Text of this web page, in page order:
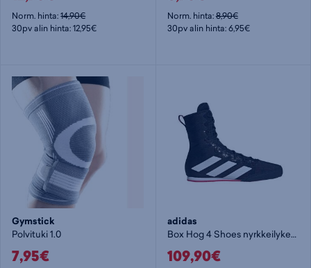
Norm. hinta:14,90€
30pv alin hinta: 12,95€
Norm. hinta:8,90€
30pv alin hinta: 6,95€
Gymstick
Polvituki 1.0
7,95€
adidas
Box Hog 4 Shoes nyrkkeilykengät - painikengät
109,90€